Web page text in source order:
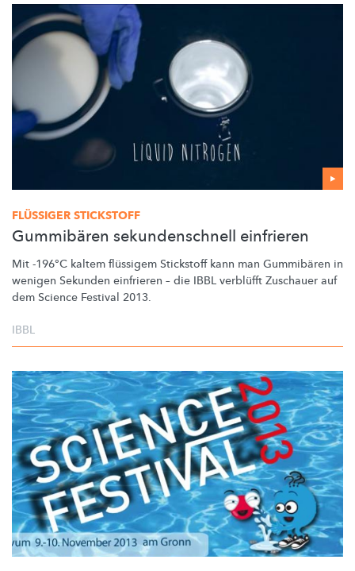
FLÜSSIGER STICKSTOFF
Gummibären sekundenschnell einfrieren
Mit -196°C kaltem flüssigem Stickstoff kann man Gummibären in
wenigen Sekunden einfrieren – die IBBL verblüfft Zuschauer auf
dem Science Festival 2013.
IBBL